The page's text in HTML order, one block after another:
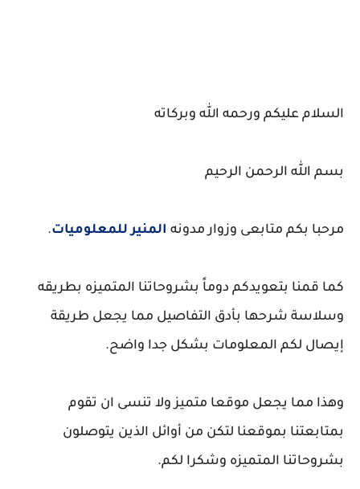
السلام عليكم ورحمه الله وبركاته
بسم الله الرحمن الرحيم
مرحبا بكم متابعى وزوار مدونه المنير للمعلوميات.
كما قمنا بتعويدكم دوماً بشروحاتنا المتميزه بطريقه
وسلاسة شرحها بأدق التفاصيل مما يجعل طريقة
إيصال لكم المعلومات بشكل جدا واضح.
وهذا مما يجعل موقعا متميز ولا تنسى ان تقوم
بمتابعتنا بموقعنا لتكن من أوائل الذين يتوصلون
بشروحاتنا المتميزه وشكرا لكم.